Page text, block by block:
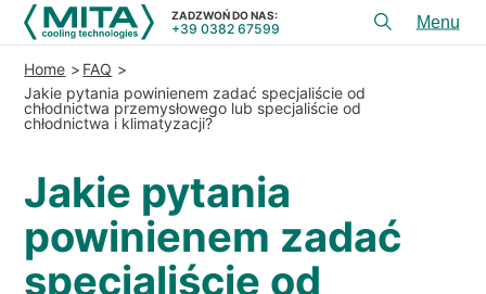
ZADZWOŃ DO NAS:
+39 0382 67599
menu
PRODUKTY
APLIKACJE
USłUGI I DORADZTWO
ZASOBY
Home
FAQ
Jakie pytania powinienem zadać specjaliście od
chłodnictwa przemysłowego lub specjaliście od
chłodnictwa i klimatyzacji?
Jakie pytania
powinienem zadać
specjaliście od